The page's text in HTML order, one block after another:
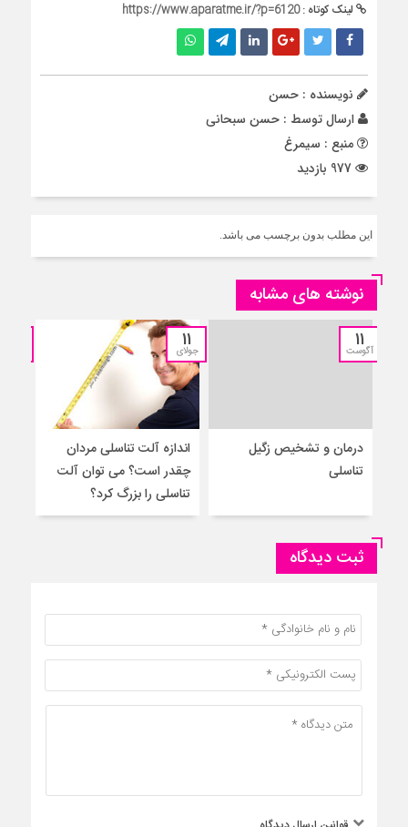
لینک کوتاه :https://www.aparatme.ir/?p=6120
نویسنده : حسن
ارسال توسط : حسن سبحانی
منبع : سیمرغ
این مطلب بدون برچسب می باشد.
نوشته های مشابه
11
آگوست
درمان و تشخیص زگیل
تناسلی
11
جولای
اندازه آلت تناسلی مردان
چقدر است؟ می توان آلت
تناسلی را بزرگ کرد؟
ثبت دیدگاه